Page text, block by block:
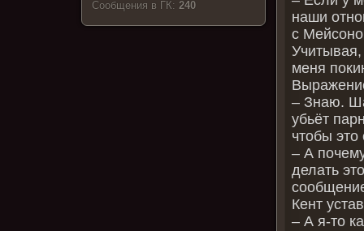
Cообщения в ГК:240
наши
с
меня
– Знаю.
убьёт
чтобы это
– А
делать
Кент
– А я-то